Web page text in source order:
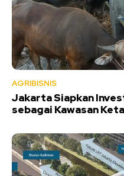
AGRIBISNIS
Jakarta Siapkan
sebagai Kawasan